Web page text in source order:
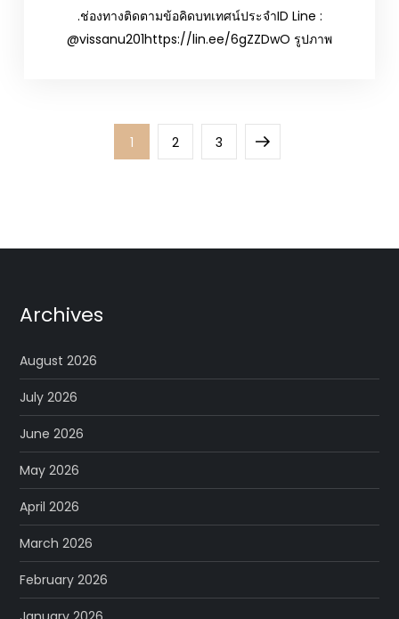
.ช่องทางติดตามข้อคิดบทเทศน์ประจำID Line :
@vissanu201https://lin.ee/6gZZDwO รูปภาพ
Page
1 Page
2 Page
3
Next
Archives
August 2026
July 2026
June 2026
May 2026
April 2026
March 2026
February 2026